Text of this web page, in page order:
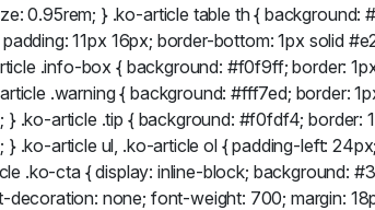
0.95rem; } .ko-article table th { background:
11px 16px; border-bottom: 1px solid
.info-box { background: #f0f9ff; border:
.warning { background: #fff7ed; border:
} .ko-article .tip { background: #f0fdf4; border:
.ko-article ul, .ko-article ol { padding-left:
.ko-cta { display: inline-block; background:
none; font-weight: 700; margin: